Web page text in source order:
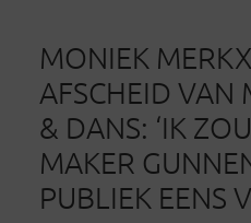
MONIEK
AFSCHEID VAN
& DANS: ‘IK
MAKER
PUBLIEK EENS